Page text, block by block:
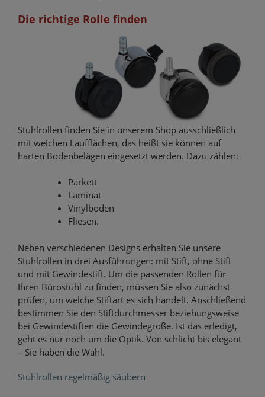
Die richtige Rolle finden
Stuhlrollen finden Sie in unserem Shop ausschließlich
mit weichen Laufflächen, das heißt sie können auf
harten Bodenbelägen eingesetzt werden. Dazu zählen:
Parkett
Laminat
Vinylboden
Fliesen.
Neben verschiedenen Designs erhalten Sie unsere
Stuhlrollen in drei Ausführungen: mit Stift, ohne Stift
und mit Gewindestift. Um die passenden Rollen für
Ihren Bürostuhl zu finden, müssen Sie also zunächst
prüfen, um welche Stiftart es sich handelt. Anschließend
bestimmen Sie den Stiftdurchmesser beziehungsweise
bei Gewindestiften die Gewindegröße. Ist das erledigt,
geht es nur noch um die Optik. Von schlicht bis elegant
– Sie haben die Wahl.
Stuhlrollen regelmäßig säubern